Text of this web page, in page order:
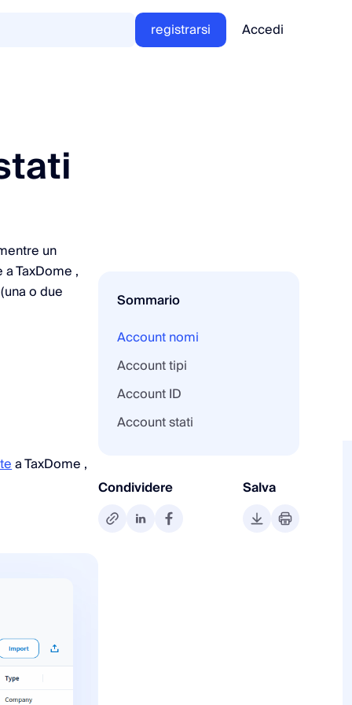
registrarsi Accedi
un
TaxDome ,
o due
a TaxDome ,
Sommario
Account nomi
Account tipi
Account ID
Account stati
Condividere Salva